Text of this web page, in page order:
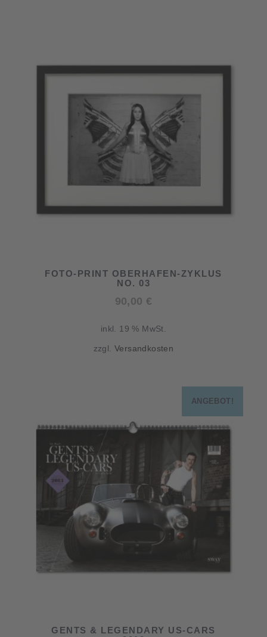
FOTO-PRINT OBERHAFEN-ZYKLUS
NO. 03
90,00 €
inkl. 19 % MwSt.
zzgl.Versandkosten
ANGEBOT!
GENTS & LEGENDARY US-CARS